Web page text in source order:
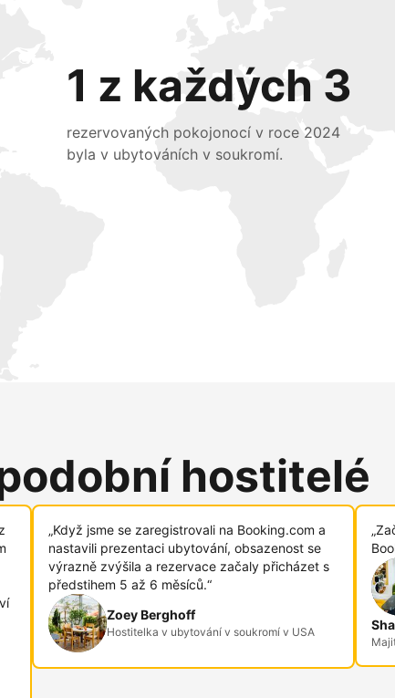
1 z každých 3
rezervovaných pokojonocí v roce 2024
byla v ubytováních v soukromí.
hostitelé
„Když jsme se zaregistrovali na Booking.com a
nastavili prezentaci ubytování, obsazenost se
výrazně zvýšila a rezervace začaly přicházet s
předstihem 5 až 6 měsíců.“
Zoey Berghoff
Hostitelka v ubytování v soukromí v USA